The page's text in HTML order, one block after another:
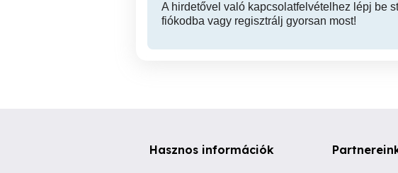
A hirdetővel való kapcsolatfelvételhez lépj be
fiókodba vagy regisztrálj gyorsan most!
Hasznos információk